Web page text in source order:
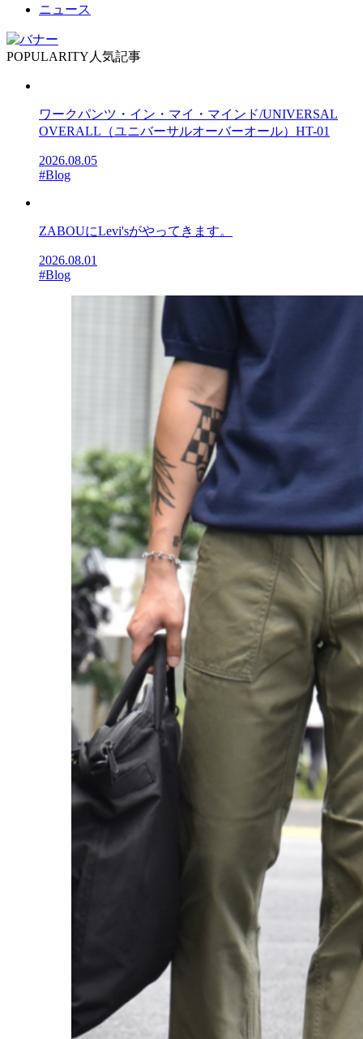
ニュース
POPULARITY 人気記事
ワークパンツ・イン・マイ・マインド/UNIVERSAL
OVERALL（ユニバーサルオーバーオール）HT-01
2026.08.05
#Blog
ZABOUにLevi'sがやってきます。
2026.08.01
#Blog